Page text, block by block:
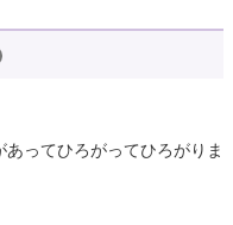
ってひろがってひろがりま